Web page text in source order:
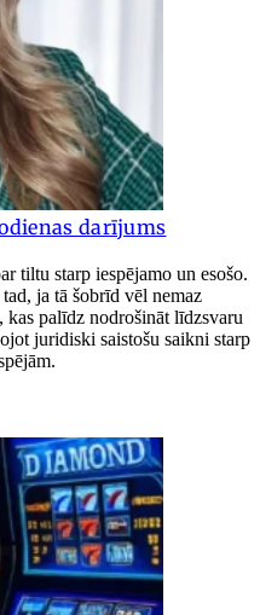
darījums
tiltu starp iespējamo un esošo.
ja tā šobrīd vēl nemaz
palīdz nodrošināt līdzsvaru
juridiski saistošu saikni starp